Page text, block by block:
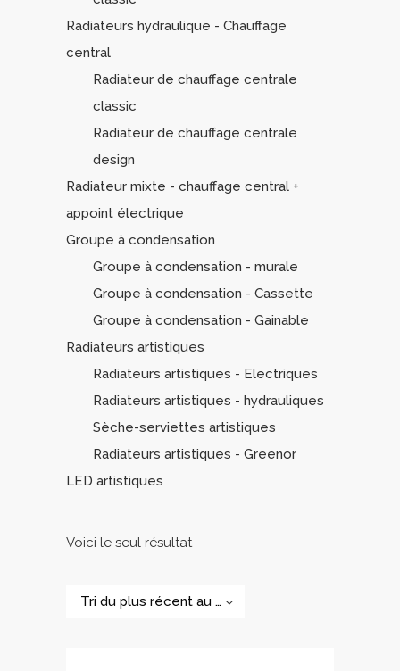
Radiateurs hydraulique - Chauffage
central
Radiateur de chauffage centrale
classic
Radiateur de chauffage centrale
design
Radiateur mixte - chauffage central +
appoint électrique
Groupe à condensation
Groupe à condensation - murale
Groupe à condensation - Cassette
Groupe à condensation - Gainable
Radiateurs artistiques
Radiateurs artistiques - Electriques
Radiateurs artistiques - hydrauliques
Sèche-serviettes artistiques
Radiateurs artistiques - Greenor
LED artistiques
Voici le seul résultat
Tri du plus récent au plus ancien